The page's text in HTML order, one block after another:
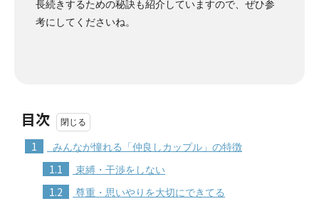
長続きするための秘訣も紹介していますので、ぜひ参
考にしてくださいね。
目次
1 みんなが憧れる「仲良しカップル」の特徴
1.1 束縛・干渉をしない
1.2 尊重・思いやりを大切にできてる